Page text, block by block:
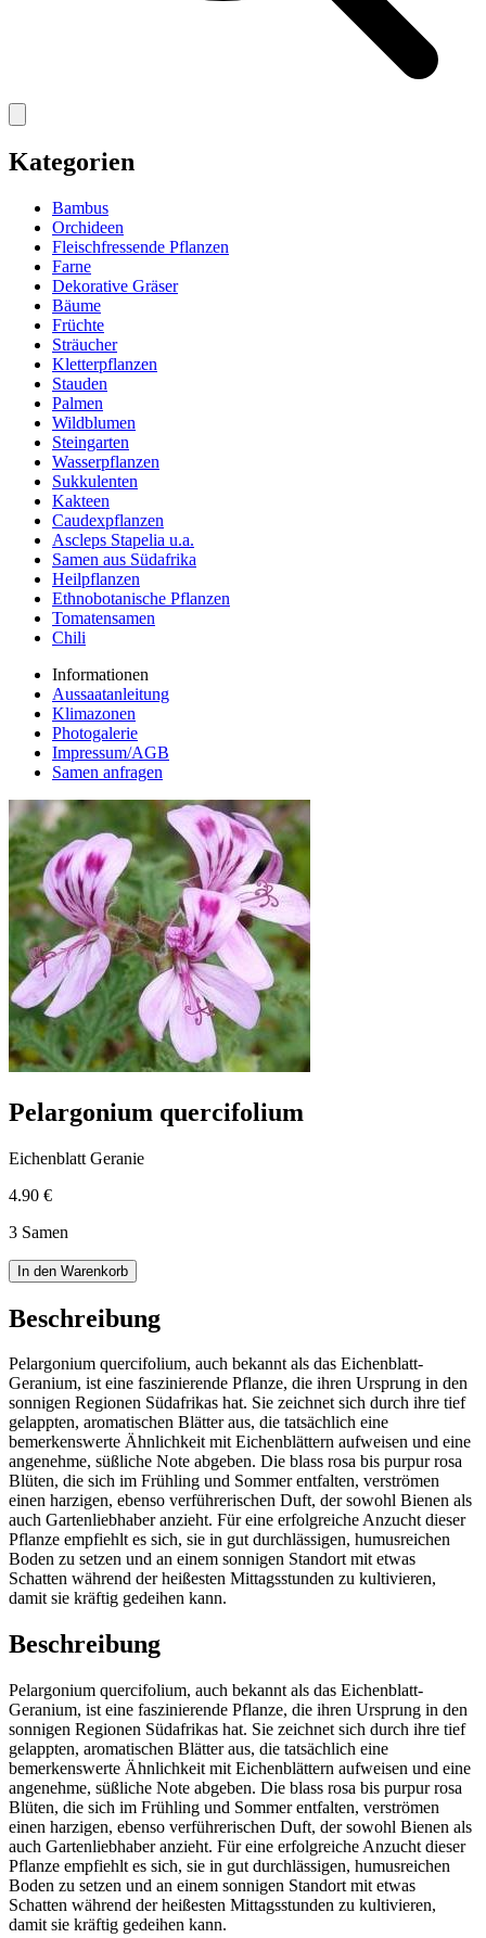
Kategorien
Bambus
Orchideen
Fleischfressende Pflanzen
Farne
Dekorative Gräser
Bäume
Früchte
Sträucher
Kletterpflanzen
Stauden
Palmen
Wildblumen
Steingarten
Wasserpflanzen
Sukkulenten
Kakteen
Caudexpflanzen
Ascleps Stapelia u.a.
Samen aus Südafrika
Heilpflanzen
Ethnobotanische Pflanzen
Tomatensamen
Chili
Informationen
Aussaatanleitung
Klimazonen
Photogalerie
Impressum/AGB
Samen anfragen
Pelargonium quercifolium
Eichenblatt Geranie
4.90 €
3 Samen
In den Warenkorb
Beschreibung
Pelargonium quercifolium, auch bekannt als das Eichenblatt-
Geranium, ist eine faszinierende Pflanze, die ihren Ursprung in den
sonnigen Regionen Südafrikas hat. Sie zeichnet sich durch ihre tief
gelappten, aromatischen Blätter aus, die tatsächlich eine
bemerkenswerte Ähnlichkeit mit Eichenblättern aufweisen und eine
angenehme, süßliche Note abgeben. Die blass rosa bis purpur rosa
Blüten, die sich im Frühling und Sommer entfalten, verströmen
einen harzigen, ebenso verführerischen Duft, der sowohl Bienen als
auch Gartenliebhaber anzieht. Für eine erfolgreiche Anzucht dieser
Pflanze empfiehlt es sich, sie in gut durchlässigen, humusreichen
Boden zu setzen und an einem sonnigen Standort mit etwas
Schatten während der heißesten Mittagsstunden zu kultivieren,
damit sie kräftig gedeihen kann.
Beschreibung
Pelargonium quercifolium, auch bekannt als das Eichenblatt-
Geranium, ist eine faszinierende Pflanze, die ihren Ursprung in den
sonnigen Regionen Südafrikas hat. Sie zeichnet sich durch ihre tief
gelappten, aromatischen Blätter aus, die tatsächlich eine
bemerkenswerte Ähnlichkeit mit Eichenblättern aufweisen und eine
angenehme, süßliche Note abgeben. Die blass rosa bis purpur rosa
Blüten, die sich im Frühling und Sommer entfalten, verströmen
einen harzigen, ebenso verführerischen Duft, der sowohl Bienen als
auch Gartenliebhaber anzieht. Für eine erfolgreiche Anzucht dieser
Pflanze empfiehlt es sich, sie in gut durchlässigen, humusreichen
Boden zu setzen und an einem sonnigen Standort mit etwas
Schatten während der heißesten Mittagsstunden zu kultivieren,
damit sie kräftig gedeihen kann.